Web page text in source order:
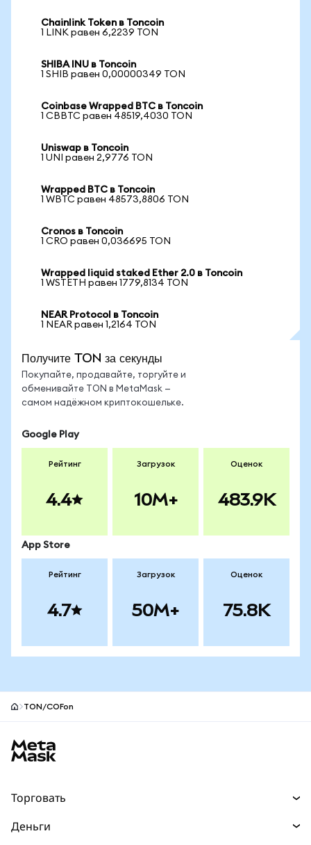
Chainlink Token в Toncoin
1 LINK равен 6,2239 TON
SHIBA INU в Toncoin
1 SHIB равен 0,00000349 TON
Coinbase Wrapped BTC в Toncoin
1 CBBTC равен 48519,4030 TON
Uniswap в Toncoin
1 UNI равен 2,9776 TON
Wrapped BTC в Toncoin
1 WBTC равен 48573,8806 TON
Cronos в Toncoin
1 CRO равен 0,036695 TON
Wrapped liquid staked Ether 2.0 в Toncoin
1 WSTETH равен 1779,8134 TON
NEAR Protocol в Toncoin
1 NEAR равен 1,2164 TON
Получите TON за секунды
Покупайте, продавайте, торгуйте и
обменивайте TON в MetaMask —
самом надёжном криптокошельке.
Google Play
Рейтинг
4.4
Загрузок
10M+
Оценок
483.9K
App Store
Рейтинг
4.7
Загрузок
50M+
Оценок
75.8K
TON/COFon
Торговать
Деньги